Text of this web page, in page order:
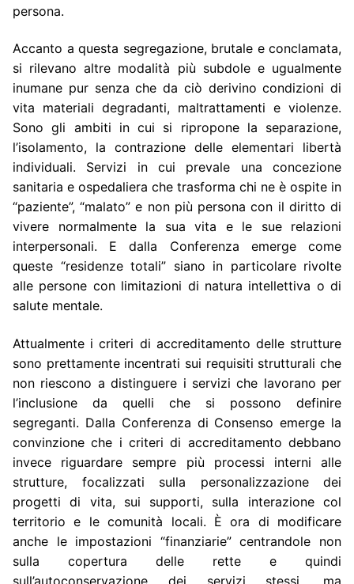
persona.
Accanto a questa segregazione, brutale e conclamata,
si rilevano altre modalità più subdole e ugualmente
inumane pur senza che da ciò derivino condizioni di
vita materiali degradanti, maltrattamenti e violenze.
Sono gli ambiti in cui si ripropone la separazione,
l’isolamento, la contrazione delle elementari libertà
individuali. Servizi in cui prevale una concezione
sanitaria e ospedaliera che trasforma chi ne è ospite in
“paziente”, “malato” e non più persona con il diritto di
vivere normalmente la sua vita e le sue relazioni
interpersonali. E dalla Conferenza emerge come
queste “residenze totali” siano in particolare rivolte
alle persone con limitazioni di natura intellettiva o di
salute mentale.
Attualmente i criteri di accreditamento delle strutture
sono prettamente incentrati sui requisiti strutturali che
non riescono a distinguere i servizi che lavorano per
l’inclusione da quelli che si possono definire
segreganti. Dalla Conferenza di Consenso emerge la
convinzione che i criteri di accreditamento debbano
invece riguardare sempre più processi interni alle
strutture, focalizzati sulla personalizzazione dei
progetti di vita, sui supporti, sulla interazione col
territorio e le comunità locali. È ora di modificare
anche le impostazioni “finanziarie” centrandole non
sulla copertura delle rette e quindi